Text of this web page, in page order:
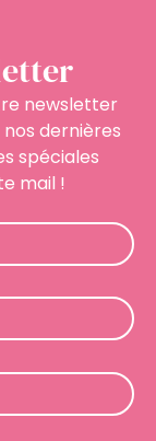
newsletter
dernières
spéciales
mail !